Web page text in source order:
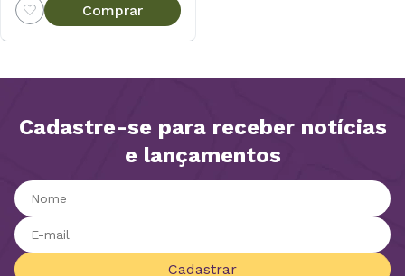
Comprar
Cadastre-se para receber notícias
e lançamentos
Cadastrar